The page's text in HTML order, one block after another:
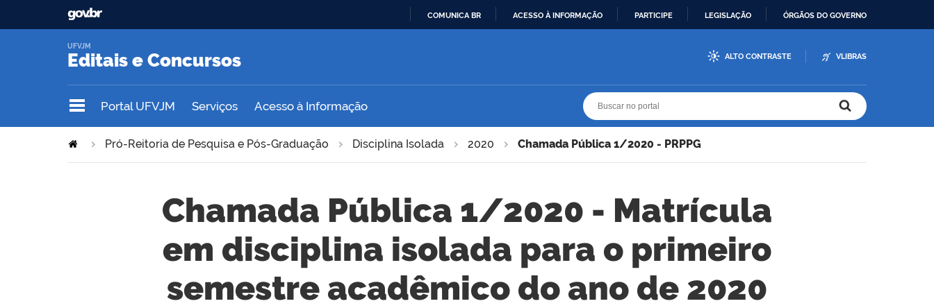
COMUNICA BR ACESSO À INFORMAÇÃO PARTICIPE LEGISLAÇÃO ÓRGÃOS DO GOVERNO
Editais e Concursos
UFVJM
ALTO CONTRASTE VLIBRAS
Portal UFVJM Serviços Acesso à Informação
Pró-Reitoria de Pesquisa e Pós-Graduação Disciplina Isolada 2020 Chamada Pública 1/2020 - PRPPG
Chamada Pública 1/2020 - Matrícula
em disciplina isolada para o primeiro
semestre acadêmico do ano de 2020